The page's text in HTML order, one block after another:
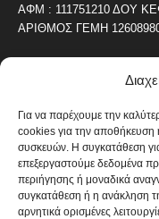
Για να παρέχουμε την
cookies για την αποθήκευση
συσκευών. Η συγκατάθεση
επεξεργαστούμε δεδομένα
περιήγησης ή μοναδικά
συγκατάθεση ή η ανάκληση
αρνητικά ορισμένες
ΑΦΜ : 111751210 ΔΟΥ
ΑΡΙΘΜΟΣ ΓΕΜΗ
ΔΗΜΟΦΙΛΗ ΚΑΤΗΓΟΡΙΑ
ΝΕΑ ΤΟΥ ΠΕΙΡΑΙΑ
ΟΛΥΜΠΙΑΚΟΣ
ΑΛΛΑ ΚΟΙΝΩΝΙΚΑ
ΕΙΔΗΣΕΙΣ ΝΑΥΤΙΛΙΑ